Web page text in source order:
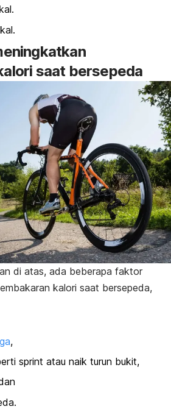
saat bersepeda
di atas, ada beberapa faktor
kalori saat bersepeda,
,
sprint atau naik turun bukit,